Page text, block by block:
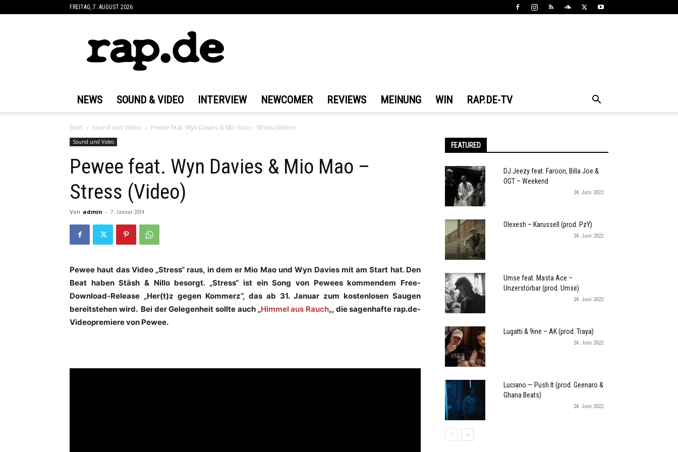
FREITAG, 7. AUGUST 2026
NEWS SOUND & VIDEO INTERVIEW NEWCOMER REVIEWS MEINUNG WIN RAP.DE-TV
Start Sound und Video Pewee feat. Wyn Davies & Mio Mao – Stress (Video)
Sound und Video
Pewee feat. Wyn Davies & Mio Mao –
Stress (Video)
Von admin - 7. Januar 2014
Pewee haut das Video „Stress“ raus, in dem er Mio Mao und Wyn Davies mit am Start hat. Den
Beat haben Stäsh & Nillo besorgt. „Stress“ ist ein Song von Pewees kommendem Free-
Download-Release „Her(t)z gegen Kommerz“, das ab 31. Januar zum kostenlosen Saugen
bereitstehen wird. Bei der Gelegenheit sollte auch „Himmel aus Rauch„, die sagenhafte rap.de-
Videopremiere von Pewee.
FEATURED
DJ Jeezy feat. Faroon, Billa Joe &
OGT – Weekend
24. Juni 2022
Olexesh – Karussell (prod. PzY)
24. Juni 2022
Umse feat. Masta Ace –
Unzerstörbar (prod. Umse)
24. Juni 2022
Lugatti & 9ine – AK (prod. Traya)
24. Juni 2022
Luciano — Push It (prod. Geenaro &
Ghana Beats)
24. Juni 2022